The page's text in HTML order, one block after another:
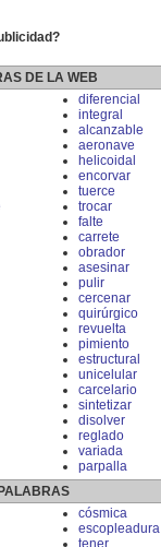
DE LA WEB
diferencial
integral
alcanzable
aeronave
helicoidal
encorvar
tuerce
trocar
falte
carrete
obrador
asesinar
pulir
cercenar
quirúrgico
revuelta
pimiento
estructural
unicelular
carcelario
sintetizar
disolver
reglado
variada
parpalla
cósmica
escopleadura
tener